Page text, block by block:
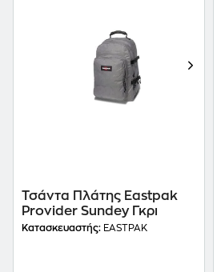
Τσάντα Πλάτης Eastpak
Provider Sundey Γκρι
Κατασκευαστής: EASTPAK